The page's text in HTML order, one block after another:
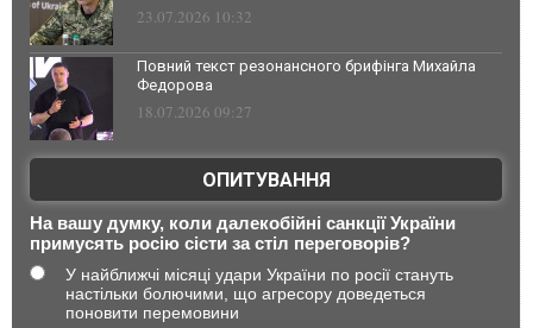
23.07.2026 10:32
Повний текст резонансного брифінга Михайла
Федорова
18.07.2026 09:27
ОПИТУВАННЯ
На вашу думку, коли далекобійні санкції України
примусять росію сісти за стіл переговорів?
У найближчі місяці удари України по росії стануть
настільки болючими, що агресору доведеться
поновити перемовини